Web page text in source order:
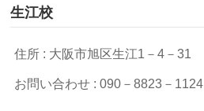
生江校
住所 : 大阪市旭区生江1－4－31
お問い合わせ : 090－8823－1124